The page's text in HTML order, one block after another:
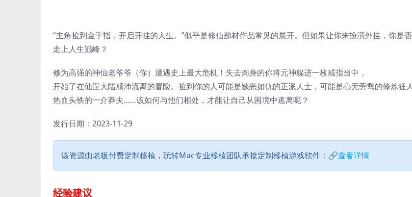
“主角捡到金手指，开启开挂的人生。”似乎是修仙题材作品常见的展开。但如果让你来扮演外挂，你是
走上人生巅峰？
修为高强的神仙老爷爷（你）遭遇史上最大危机！失去肉身的你将元神躲进一枚戒指当中，
开始了在仙罡大陆颠沛流离的冒险。捡到你的人可能是嫉恶如仇的正派人士，可能是心无旁骛的修炼狂
热血头铁的一介莽夫……该如何与他们相处，才能让自己从困境中逃离呢？
发行日期：2023-11-29
该资源由老板付费定制移植，玩转Mac专业移植团队承接定制移植游戏软件： 🔗查看详情
经验建议